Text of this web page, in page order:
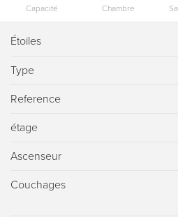
Capacité Chambre
Étoiles
Type
Reference
étage
Ascenseur
Couchages